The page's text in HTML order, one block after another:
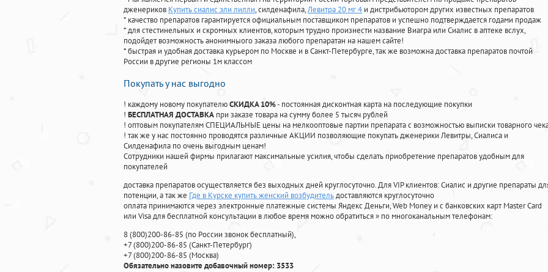
дженериков Купить сиалис эли лилли, силденафила,Левитра 20 мг 4 и дистрибьютором других известных препаратов
* качество препаратов гарантируется официальным поставщиком препаратов и успешно подтверждается годами продаж
* для стестинельных и скромных клиентов, которым трудно произнести название Виагра или Сиалис в аптеке вслух,
подойдет возможность анонимныого заказа любого препаратан на нашем сайте!
* быстрая и удобная доставка курьером по Москве и в Санкт-Петербурге, так же возможна доставка препаратов почтой
России в другие регионы 1м классом
Покупать у нас выгодно
! каждому новому покупателюСКИДКА 10%- постоянная дисконтная карта на последующие покупки
! БЕСПЛАТНАЯ ДОСТАВКА при заказе товара на сумму более 5 тысяч рублей
! оптовым покупателям СПЕЦИАЛЬНЫЕ цены на мелкооптовые партии препарата с возможностью выписки товарного
! так же у нас постоянно проводятся различные АКЦИИ позволяющие покупать дженерики Левитры, Сиалиса и
Силденафила по очень выгодным ценам!
Cотрудники нашей фирмы прилагают максимальные усилия, чтобы сделать приобретение препаратов удобным для
покупателей
доставка препаратов осуществляется без выходных дней круглосуточно. Для VIP клиентов: Сиалис и другие препараты
потенции, а так же Где в Курске купить женский возбудительдоставляются круглосуточно
оплата принимаются через электронные платежные системы Яндекс Деньги, Web Money и с банковских карт Master Card
или Visa для бесплатной консультации в любое время можно обратиться» по многоканальным телефонам:
8(800)200-86-85 (по России звонок бесплатный),
+7(800)200-86-85 (Санкт-Петербург)
+7(800)200-86-85 (Москва)
Обязательно назовите добавочный номер: 3533